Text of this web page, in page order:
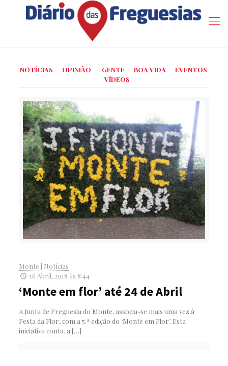
NOTÍCIAS OPINIÃO GENTE BOA VIDA
EVENTOS
VÍDEOS
Monte
Notícias
16 Abril, 2018 às 8:44
‘Monte em flor’ até 24 de Abril
A Junta de Freguesia do Monte, associa-se mais uma vez à
Festa da Flor, com a 5.ª edição do ‘Monte em Flor’. Esta
iniciativa conta, a […]